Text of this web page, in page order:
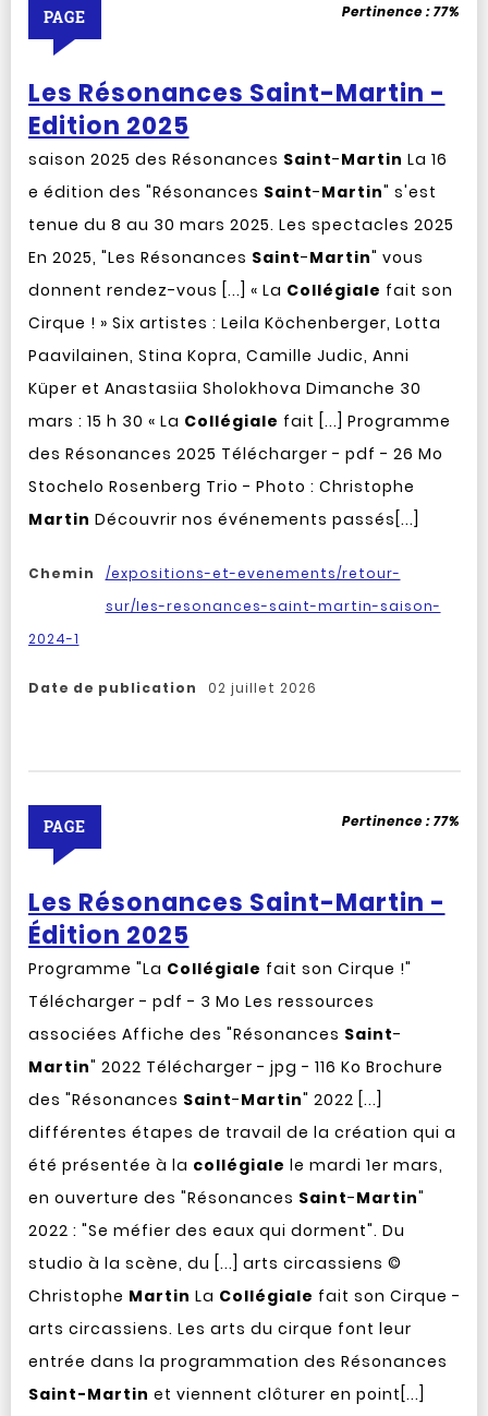
Les Résonances Saint-Martin -
Edition 2025
PAGE Pertinence :77%
saison 2025 des Résonances Saint-Martin La 16
e édition des "Résonances Saint-Martin" s'est
tenue du 8 au 30 mars 2025. Les spectacles 2025
En 2025, "Les Résonances Saint-Martin" vous
donnent rendez-vous [...] « La Collégiale fait son
Cirque ! » Six artistes : Leila Köchenberger, Lotta
Paavilainen, Stina Kopra, Camille Judic, Anni
Küper et Anastasiia Sholokhova Dimanche 30
mars : 15 h 30 « La Collégiale fait [...] Programme
des Résonances 2025 Télécharger - pdf - 26 Mo
Stochelo Rosenberg Trio - Photo : Christophe
Martin Découvrir nos événements passés[...]
Chemin
/expositions-et-evenements/retour-
sur/les-resonances-saint-martin-saison-
2024-1
Date de publication 02 juillet 2026
Les Résonances Saint-Martin -
Édition 2025
PAGE Pertinence :77%
Programme "La Collégiale fait son Cirque !"
Télécharger - pdf - 3 Mo Les ressources
associées Affiche des "Résonances Saint-
Martin" 2022 Télécharger - jpg - 116 Ko Brochure
des "Résonances Saint-Martin" 2022 [...]
différentes étapes de travail de la création qui a
été présentée à la collégiale le mardi 1er mars,
en ouverture des "Résonances Saint-Martin"
2022 : "Se méfier des eaux qui dorment". Du
studio à la scène, du [...] arts circassiens ©
Christophe Martin La Collégiale fait son Cirque -
arts circassiens. Les arts du cirque font leur
entrée dans la programmation des Résonances
Saint-Martin et viennent clôturer en point[...]